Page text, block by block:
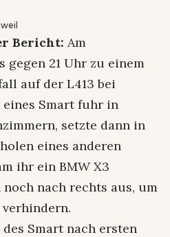
Bericht: Am
gegen 21 Uhr zu einem
auf der L413 bei
eines Smart fuhr in
setzte dann in
eines anderen
ihr ein BMW X3
nach rechts aus, um
Smart nach ersten